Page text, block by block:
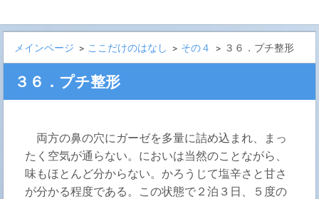
メインページ > ここだけのはなし > その４ > ３６．プチ整形
３６．プチ整形
両方の鼻の穴にガーゼを多量に詰め込まれ、まっ
たく空気が通らない。においは当然のことながら、
味もほとんど分からない。かろうじて塩辛さと甘さ
が分かる程度である。この状態で２泊３日、５度の